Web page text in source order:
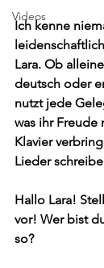
Videos
Ich kenne
Lara. Ob
deutsch oder
nutzt jede
was ihr Freude
Klavier
Lieder
Hallo Lara!
vor! Wer bist
so?